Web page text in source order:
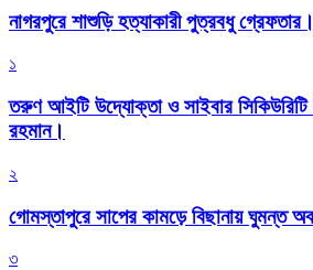
নাগরপুরে শাশুড়ি হত্যাকারী পুত্রবধু গ্রেফতার।
১
তরুণ আইটি উদ্যোক্তা ও সাইবার সিকিউরিটি
রহমান।
২
গোমস্তাপুরে সাপের কামড়ে বিছানায় ঘুমন্ত
৩